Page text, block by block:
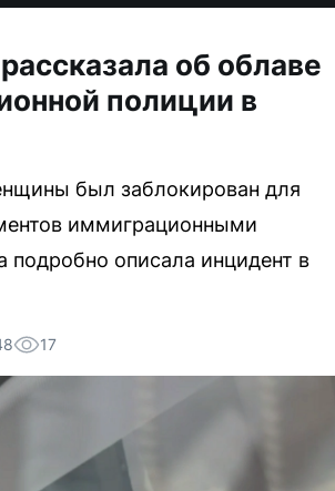
об облаве
полиции в
был заблокирован для
иммиграционными
подробно описала инцидент в
17